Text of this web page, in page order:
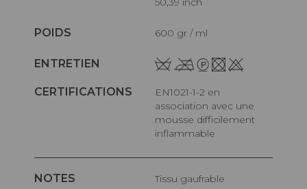
POIDS 600 gr / ml
ENTRETIEN
CERTIFICATIONS
EN1021-1-2 en
association avec une
mousse difficilement
inflammable
NOTES
Tissu gaufrable